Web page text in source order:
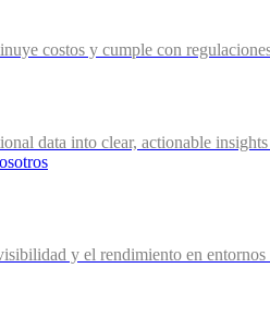
costos y cumple con
data into clear, actionable
y el rendimiento en